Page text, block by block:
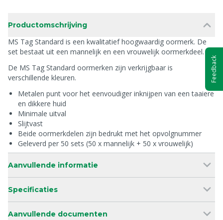
Productomschrijving
MS Tag Standard is een kwalitatief hoogwaardig oormerk. De
set bestaat uit een mannelijk en een vrouwelijk oormerkdeel.
De MS Tag Standard oormerken zijn verkrijgbaar is
verschillende kleuren.
Metalen punt voor het eenvoudiger inknijpen van een taaiere
en dikkere huid
Minimale uitval
Slijtvast
Beide oormerkdelen zijn bedrukt met het opvolgnummer
Geleverd per 50 sets (50 x mannelijk + 50 x vrouwelijk)
Aanvullende informatie
Specificaties
Aanvullende documenten
Feedback